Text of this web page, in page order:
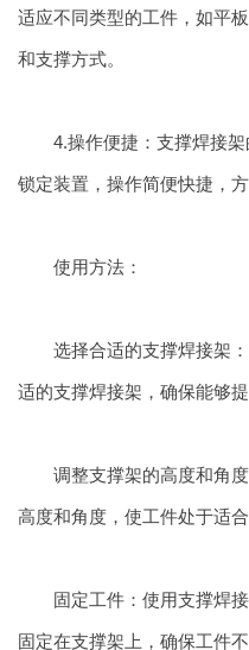
适应不同类型的工件，如平
和支撑方式。
4.操作便捷：支撑焊接架
锁定装置，操作简便快捷，
使用方法：
选择合适的支撑焊接架：
适的支撑焊接架，确保能够
调整支撑架的高度和角度
高度和角度，使工件处于适合
固定工件：使用支撑焊接
固定在支撑架上，确保工件不